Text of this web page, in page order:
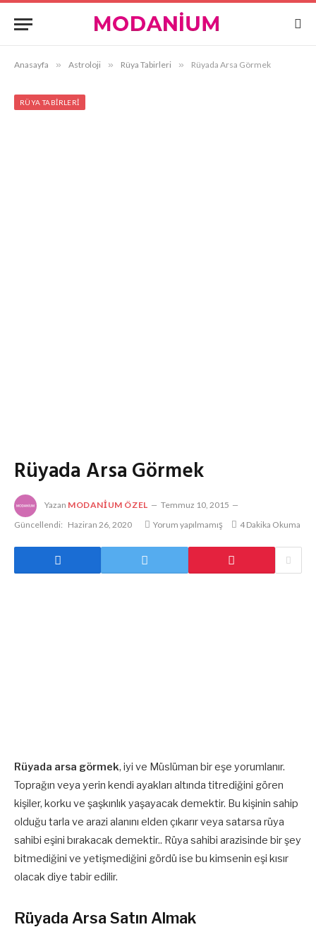
Anasayfa » Astroloji » Rüya Tabirleri » Rüyada Arsa Görmek
RÜYA TABIRLERI
Rüyada Arsa Görmek
Yazan MODANIUM ÖZEL
Temmuz 10, 2015
Güncellendi: Haziran 26, 2020 Yorum yapılmamış 4 Dakika Okuma
Rüyada arsa görmek, iyi ve Müslüman bir eşe yorumlanır.
Toprağın veya yerin kendi ayakları altında titrediğini gören
kişiler, korku ve şaşkın­lık yaşayacak demektir. Bu kişinin sahip
olduğu tarla ve arazi alanını elden çıkarır veya satarsa rüya
sahibi eşini bırakacak demektir.. Rüya sahibi arazisinde bir şey
bitmediğini ve yetişmediğini gördü ise bu kimsenin eşi kı­sır
olacak diye tabir edilir.
Rüyada Arsa Satın Almak